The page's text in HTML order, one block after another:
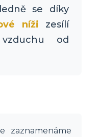
se díky
níži zesílí
od
zaznamenáme